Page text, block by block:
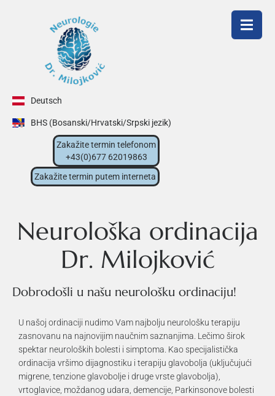
Deutsch
BHS (Bosanski/Hrvatski/Srpski jezik)
Zakažite termin telefonom
+43(0)677 62019863
Zakažite termin putem interneta
Neurološka ordinacija
Dr. Milojković
Dobrodošli u našu neurološku ordinaciju!
U našoj ordinaciji nudimo Vam najbolju neurološku terapiju
zasnovanu na najnovijim naučnim saznanjima. Lečimo širok
spektar neuroloških bolesti i simptoma. Kao specijalistička
ordinacija vršimo dijagnostiku i terapiju glavobolja (uključujući
migrene, tenzione glavobolje i druge vrste glavobolja),
vrtoglavice, moždanog udara, demencije, Parkinsonove bolesti